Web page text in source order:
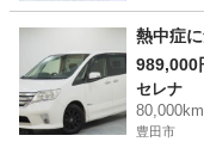
熱中症
989,000
セレナ
豊田市